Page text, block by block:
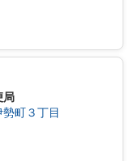
局
町３丁目